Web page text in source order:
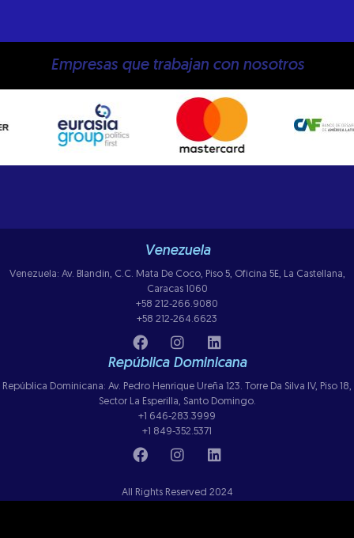
Empresas que trabajan con nosotros
Venezuela
Venezuela: Av. Blandin, C.C. Mata De Coco, Piso 5, Oficina 5E, La Castellana,
Caracas 1060
+58 212-266.9080
+58 212-264.6623
República Dominicana
República Dominicana: Av. Pedro Henrique Ureña 123. Torre Da Silva IV, Piso 18,
Sector La Esperilla, Santo Domingo.
+1 646-283.3999
+1 849-352.5371
All Rights Reserved 2024